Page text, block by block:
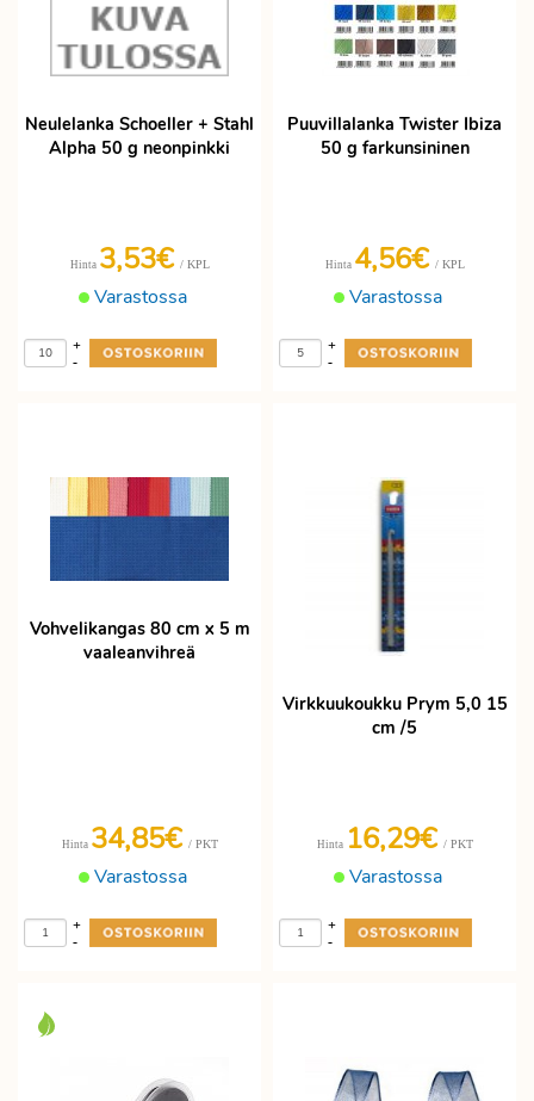
Neulelanka Schoeller + Stahl
Alpha 50 g neonpinkki
Varastossa
Hinta 3,53€ / KPL
-
+
Puuvillalanka Twister Ibiza
50 g farkunsininen
Varastossa
Hinta 4,56€ / KPL
-
+
Vohvelikangas 80 cm x 5 m
vaaleanvihreä
Varastossa
Hinta 34,85€ / PKT
-
+
Virkkuukoukku Prym 5,0 15
cm /5
Varastossa
Hinta 16,29€ / PKT
-
+